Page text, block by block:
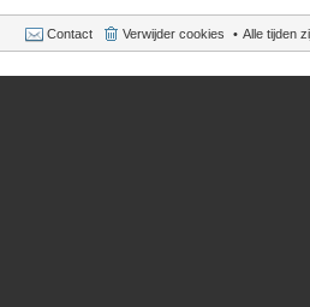
Alle tijden
Verwijder cookies
Contact